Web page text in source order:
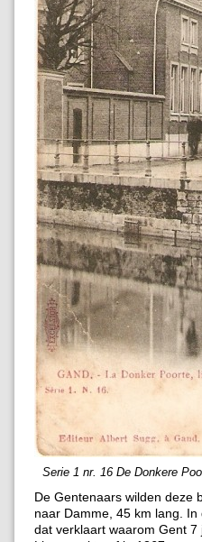
Serie 1 nr. 16 De Donkere
De Gentenaars wilden deze
naar Damme, 45 km lang.
dat verklaart waarom Gent